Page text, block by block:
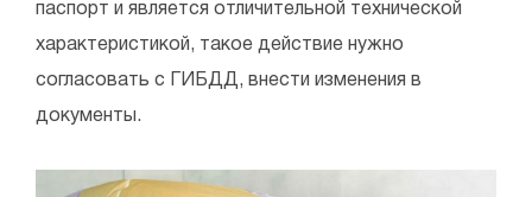
паспорт и является отличительной технической
характеристикой, такое действие нужно
согласовать с ГИБДД, внести изменения в
документы.